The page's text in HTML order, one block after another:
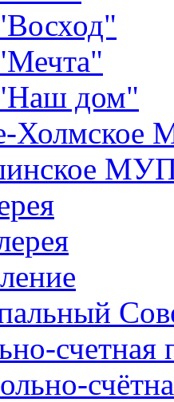
дом"
счетная